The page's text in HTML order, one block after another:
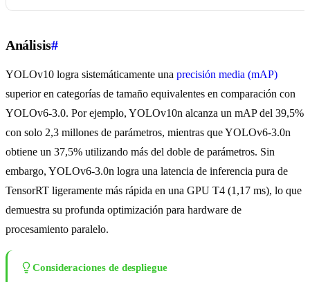
Análisis#
YOLOv10 logra sistemáticamente una precisión media (mAP)
superior en categorías de tamaño equivalentes en comparación con
YOLOv6-3.0. Por ejemplo, YOLOv10n alcanza un mAP del 39,5%
con solo 2,3 millones de parámetros, mientras que YOLOv6-3.0n
obtiene un 37,5% utilizando más del doble de parámetros. Sin
embargo, YOLOv6-3.0n logra una latencia de inferencia pura de
TensorRT ligeramente más rápida en una GPU T4 (1,17 ms), lo que
demuestra su profunda optimización para hardware de
procesamiento paralelo.
Consideraciones de despliegue